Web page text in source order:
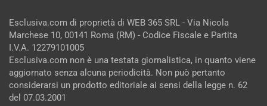
Esclusiva.com di proprietà di WEB 365 SRL - Via Nicola
Marchese 10, 00141 Roma (RM) - Codice Fiscale e Partita
I.V.A. 12279101005
Esclusiva.com non è una testata giornalistica, in quanto viene
aggiornato senza alcuna periodicità. Non può pertanto
considerarsi un prodotto editoriale ai sensi della legge n. 62
del 07.03.2001